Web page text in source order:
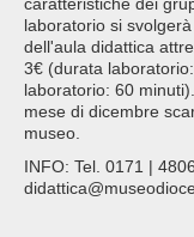
caratteristiche dei
laboratorio si
dell'aula didattica
3€ (durata
laboratorio: 60
mese di dicembre
museo.
INFO: Tel. 0171 |